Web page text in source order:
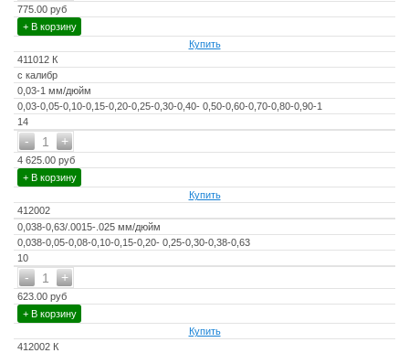
775.00 руб
+ В корзину
Купить
411012 К
с калибр
0,03-1 мм/дюйм
0,03-0,05-0,10-0,15-0,20-0,25-0,30-0,40- 0,50-0,60-0,70-0,80-0,90-1
14
+
- 1
4 625.00 руб
+ В корзину
Купить
412002
0,038-0,63/.0015-.025 мм/дюйм
0,038-0,05-0,08-0,10-0,15-0,20- 0,25-0,30-0,38-0,63
10
+
- 1
623.00 руб
+ В корзину
Купить
412002 К